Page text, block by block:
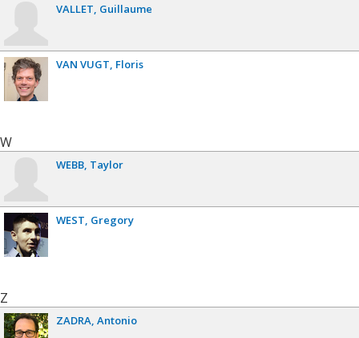
VALLET Guillaume
VAN VUGT Floris
W
WEBB Taylor
WEST Gregory
Z
ZADRA Antonio